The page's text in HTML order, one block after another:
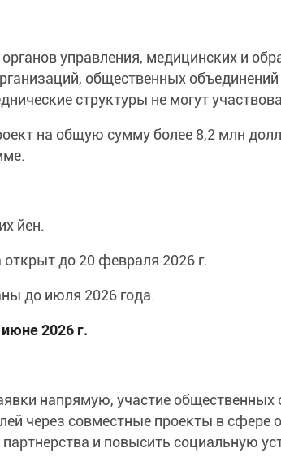
управления, медицинских и
общественных
структуры не могут
на общую сумму более 8,2 млн
йен.
открыт до 20 февраля 2026 г.
до июля 2026 года.
2026 г.
напрямую, участие
через совместные проекты в сфере
и повысить социальную